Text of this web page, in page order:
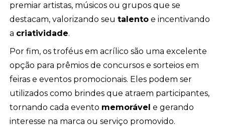
premiar artistas, músicos ou grupos que se
destacam, valorizando seutalento e incentivando
a criatividade.
Por fim, os troféus em acrílico são uma excelente
opção para prêmios de concursos e sorteios em
feiras e eventos promocionais. Eles podem ser
utilizados como brindes que atraem participantes,
tornando cada evento memorável e gerando
interesse na marca ou serviço promovido.